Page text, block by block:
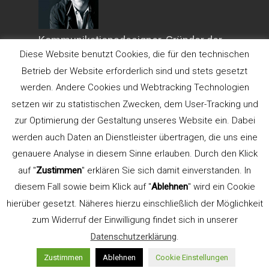
Kommunikationsdesigner. Gründer der
WerbeagenturLEHN.STEIN.
Lehrbeauftragter für Typografie an der
FH Düsseldorf, Fachbereich Design (bis
2015). Gründer und Seminarleiter
TypeSCHOOL.
Referent der AGD
Aus- und Weiterbildung
TypeSCHOOL akzeptiert
Diese Website benutzt Cookies, die für den technischen
Betrieb der Website erforderlich sind und stets gesetzt
werden. Andere Cookies und Webtracking Technologien
setzen wir zu statistischen Zwecken, dem User-Tracking und
zur Optimierung der Gestaltung unseres Website ein. Dabei
werden auch Daten an Dienstleister übertragen, die uns eine
genauere Analyse in diesem Sinne erlauben. Durch den Klick
auf "Zustimmen" erklären Sie sich damit einverstanden. In
diesem Fall sowie beim Klick auf "Ablehnen" wird ein Cookie
hierüber gesetzt. Näheres hierzu einschließlich der Möglichkeit
zum Widerruf der Einwilligung findet sich in unserer
Datenschutzerklärung.
Zustimmen Ablehnen Cookie Einstellungen